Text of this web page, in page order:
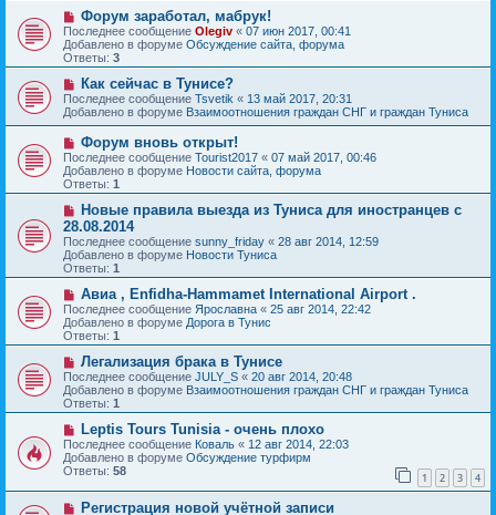
и
е
о
о
б
щ
е
н
и
е
Н
о
в
о
е
с
о
о
б
щ
е
н
и
е
Форум заработал, мабрук!
Последнее сообщение Olegiv « 07 июн 2017, 00:41
Добавлено в форуме Обсуждение сайта, форума
Ответы: 3
Н
о
в
е
с
о
о
б
щ
е
н
и
е
Как сейчас в Тунисе?
Последнее сообщение Tsvetik « 13 май 2017, 20:31
Добавлено в форуме Взаимоотношения граждан СНГ и граждан Туниса
Н
о
в
о
е
с
о
о
б
щ
е
и
е
Форум вновь открыт!
Последнее сообщение Tourist2017 « 07 май 2017, 00:46
Добавлено в форуме Новости сайта, форума
Ответы: 1
Н
о
в
о
е
с
о
б
щ
е
и
е
Новые правила выезда из Туниса для иностранцев с
28.08.2014
Последнее сообщение sunny_friday « 28 авг 2014, 12:59
Добавлено в форуме Новости Туниса
Ответы: 1
Н
о
в
о
е
с
о
о
б
щ
е
н
и
е
Авиа , Enfidha-Hammamet International Airport .
Последнее сообщение Ярославна « 25 авг 2014, 22:42
Добавлено в форуме Дорога в Тунис
Ответы: 1
Н
о
в
о
е
с
о
о
б
щ
е
н
Легализация брака в Тунисе
Последнее сообщение JULY_S « 20 авг 2014, 20:48
Добавлено в форуме Взаимоотношения граждан СНГ и граждан Туниса
Ответы: 1
Н
о
в
о
с
Leptis Tours Tunisia - очень плохо
Последнее сообщение Коваль « 12 авг 2014, 22:03
Добавлено в форуме Обсуждение турфирм
Ответы: 58 1 2 3 4
НРегистрация новой учётной записи